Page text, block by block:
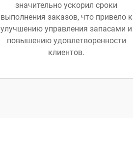
значительно ускорил сроки
выполнения заказов, что привело к
улучшению управления запасами и
повышению удовлетворенности
клиентов.